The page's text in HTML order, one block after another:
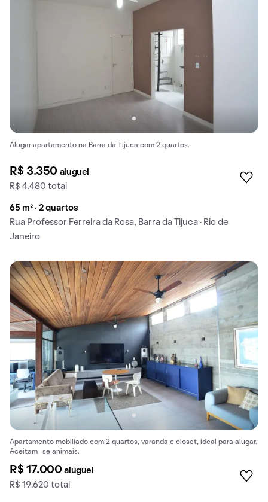
Alugar apartamento na Barra da Tijuca com 2 quartos.
R$ 3.350 aluguel
R$ 4.480 total
65 m² · 2 quartos
Rua Professor Ferreira da Rosa, Barra da Tijuca · Rio de
Janeiro
Apartamento mobiliado com 2 quartos, varanda e closet, ideal para alugar.
Aceitam-se animais.
R$ 17.000aluguel
R$ 19.620 total